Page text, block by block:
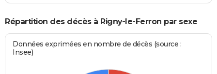
Répartition des décès à Rigny-le-Ferron par sexe
Données exprimées en nombre de décès (source :
Insee)